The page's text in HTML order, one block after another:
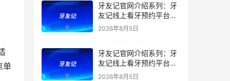
单
牙友记官网介绍系列：牙
友记线上看牙预约平台打
破口腔行业专业壁垒新手
2026年8月5日
牙友记官网介绍系列：牙
友记线上看牙预约平台落
地同城就诊经验打破未知
2026年8月5日